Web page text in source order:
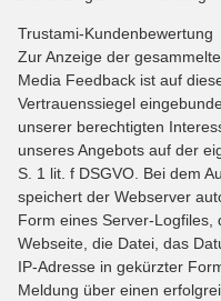
Trustami-Kundenbewertung
Zur Anzeige der
Media Feedback ist auf
Vertrauenssiegel
unserer berechtigten
unseres Angebots auf der
S. 1 lit. f DSGVO. Bei dem
speichert der Webserver
Form eines Server-Logfiles,
Webseite, die Datei, das
IP-Adresse in gekürzter
Meldung über einen